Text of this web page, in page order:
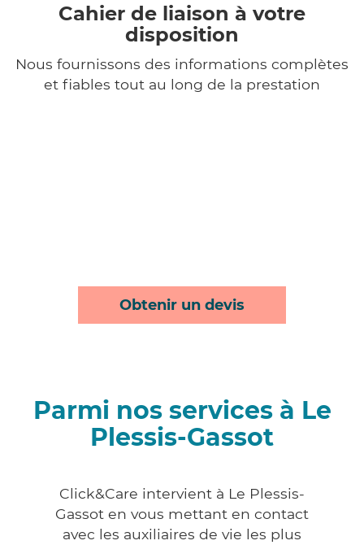
Cahier de liaison à votre
disposition
Nous fournissons des informations complètes
et fiables tout au long de la prestation
Obtenir un devis
Parmi nos services à Le
Plessis-Gassot
Click&Care intervient à Le Plessis-
Gassot en vous mettant en contact
avec les auxiliaires de vie les plus